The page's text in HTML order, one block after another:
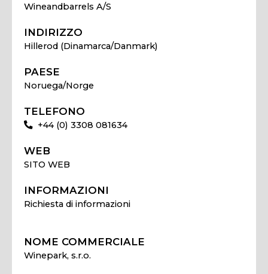
Wineandbarrels A/S
INDIRIZZO
Hillerod (Dinamarca/Danmark)
PAESE
Noruega/Norge
TELEFONO
+44 (0) 3308 081634
WEB
SITO WEB
INFORMAZIONI
Richiesta di informazioni
NOME COMMERCIALE
Winepark, s.r.o.